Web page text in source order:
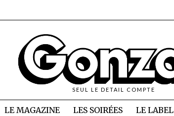
SEUL LE DETAIL COMPTE
LE MAGAZINE LES SOIRÉES LE LABEL